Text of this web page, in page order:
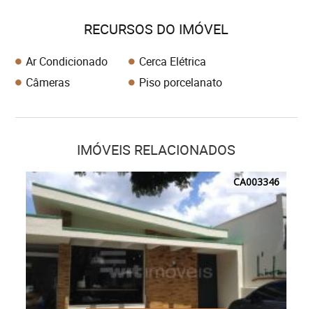
RECURSOS DO IMÓVEL
Ar Condicionado
Cerca Elétrica
Câmeras
Piso porcelanato
IMÓVEIS RELACIONADOS
CA003346